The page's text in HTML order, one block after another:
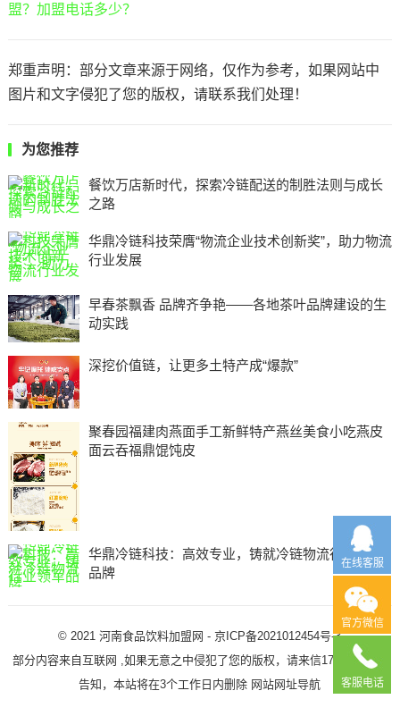
盟？加盟电话多少？
郑重声明：部分文章来源于网络，仅作为参考，如果网站中
图片和文字侵犯了您的版权，请联系我们处理！
为您推荐
餐饮万店新时代，探索冷链配送的制胜法则与成长
之路
华鼎冷链科技荣膺“物流企业技术创新奖”，助力物流
行业发展
早春茶飘香 品牌齐争艳——各地茶叶品牌建设的生
动实践
深挖价值链，让更多土特产成“爆款”
聚春园福建肉燕面手工新鲜特产燕丝美食小吃燕皮
面云吞福鼎馄饨皮
华鼎冷链科技：高效专业，铸就冷链物流行业领军
品牌
© 2021河南食品饮料加盟网 -京ICP备2021012454号-3
部分内容来自互联网 ,如果无意之中侵犯了您的版权，请来信1725506781)
告知，本站将在3个工作日内删除 网站网址导航
在线客服
官方微信
客服电话